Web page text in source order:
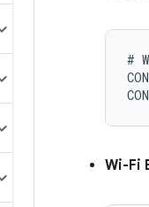
#
Wi-Fi